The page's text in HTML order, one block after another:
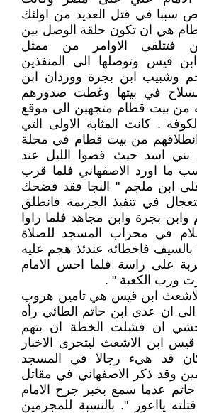
سببا في قتل العديد من اولئك
هي ان تكون حلقة الوصل بين
فتتلقى الاوامر من ممثل
قيس وتوصلها الى المنفذين
وشبيب ابن بجرة ووردان ابن
في بيتها وغطت صدورهم
من بيت قطام متجهين الى موقع
. كانت المثابة الاولى التي
انطلاقهم من بيت قطام في محلة
اسد حيث قضوا الليل عند
ما اورد الاصفهاني فلما قرب
ابن ملجم " النجا فقد فضحك
في تنفيذ الجريمة فانطلق
وابن بجرة وابن مجاهد فلما راوا
في محراب المسجد للصلاة
بالسيف فاخطائه عندئذ هجم عليه
على راسة فلما احس الامام
ورب الكعبة " .
للاشعث ابن قيس هي تامين هروب
الى ان عدي ابن حاتم الطائي رأه
ان فشلت الخطة ان يتهم
ابن الاشعث ليتحرى الاخبار
قد هيء رجالا في المسجد
وقد ذكر الاصفهاني في مقاتل
حاتم عدما سمع بخبر جرح الامام
يااعور ". بالنسبة للمجرمين